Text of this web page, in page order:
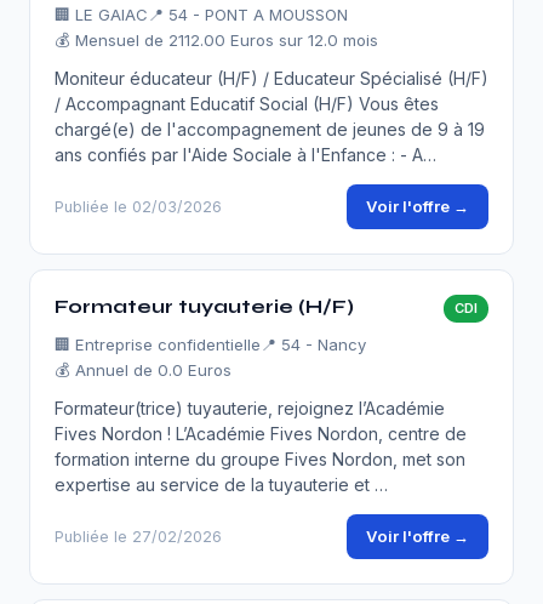
🏢 LE GAIAC 📍 54 - PONT A MOUSSON
💰 Mensuel de 2112.00 Euros sur 12.0 mois
Moniteur éducateur (H/F) / Educateur Spécialisé (H/F)
/ Accompagnant Educatif Social (H/F) Vous êtes
chargé(e) de l'accompagnement de jeunes de 9 à 19
ans confiés par l'Aide Sociale à l'Enfance : - A…
Publiée le 02/03/2026 Voir l'offre →
Formateur tuyauterie (H/F) CDI
🏢 Entreprise confidentielle 📍 54 - Nancy
💰 Annuel de 0.0 Euros
Formateur(trice) tuyauterie, rejoignez l’Académie
Fives Nordon ! L’Académie Fives Nordon, centre de
formation interne du groupe Fives Nordon, met son
expertise au service de la tuyauterie et …
Publiée le 27/02/2026 Voir l'offre →